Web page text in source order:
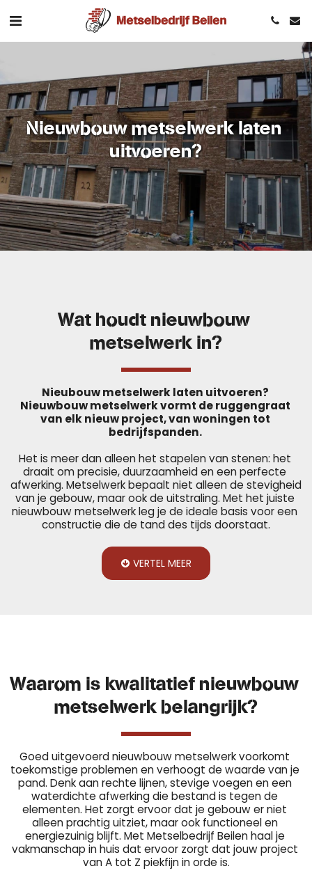
Nieuwbouw metselwerk laten
uitvoeren?
Wat houdt nieuwbouw
metselwerk in?
Nieubouw metselwerk laten uitvoeren?
Nieuwbouw metselwerk vormt de ruggengraat
van elk nieuw project, van woningen tot
bedrijfspanden.
Het is meer dan alleen het stapelen van stenen: het
draait om precisie, duurzaamheid en een perfecte
afwerking. Metselwerk bepaalt niet alleen de stevigheid
van je gebouw, maar ook de uitstraling. Met het juiste
nieuwbouw metselwerk leg je de ideale basis voor een
constructie die de tand des tijds doorstaat.
VERTEL MEER
Waarom is kwalitatief nieuwbouw
metselwerk belangrijk?
Goed uitgevoerd nieuwbouw metselwerk voorkomt
toekomstige problemen en verhoogt de waarde van je
pand. Denk aan rechte lijnen, stevige voegen en een
waterdichte afwerking die bestand is tegen de
elementen. Het zorgt ervoor dat je gebouw er niet
alleen prachtig uitziet, maar ook functioneel en
energiezuinig blijft. Met Metselbedrijf Beilen haal je
vakmanschap in huis dat ervoor zorgt dat jouw project
van A tot Z piekfijn in orde is.